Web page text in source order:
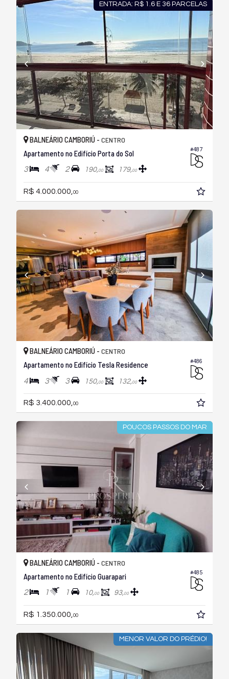
ENTRADA: R$ 1.6 E 36 PARCELAS
#487
BALNEÁRIO CAMBORIÚ - CENTRO
Apartamento no Edifício Porta do Sol
3 4 2 190,00 179,00
R$ 4.000.000, 00
#486
BALNEÁRIO CAMBORIÚ - CENTRO
Apartamento no Edifício Tesla Residence
4 3 3 150,00 132,00
R$ 3.400.000,00
POUCOS PASSOS DO MAR
#485
BALNEÁRIO CAMBORIÚ - CENTRO
Apartamento no Edifício Guarapari
2 1 1 10,00 93,00
R$ 1.350.000, 00
MENOR VALOR DO PRÉDIO!